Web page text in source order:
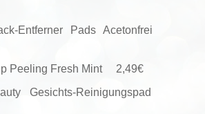
Entferner Pads Acetonfrei
Peeling Fresh Mint 2,49€
Gesichts-Reinigungspad